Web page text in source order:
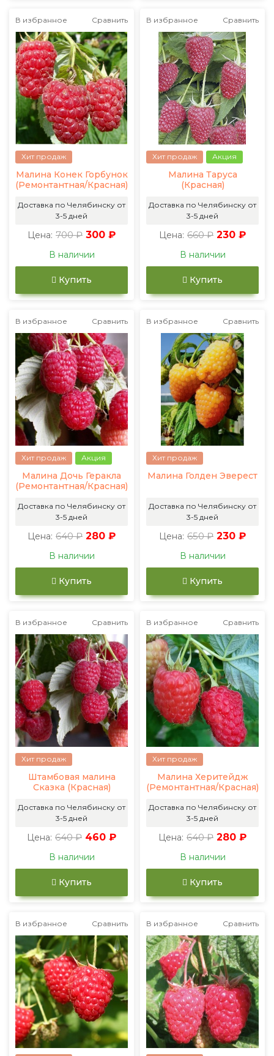
В избранное Сравнить
Хит продаж
Малина Конек Горбунок
(Ремонтантная/Красная)
Доставка по Челябинску от
3-5 дней
Цена: 700 ₽ 300 ₽
В наличии
Купить
В избранное Сравнить
Хит продаж Акция
Малина Таруса
(Красная)
Доставка по Челябинску от
3-5 дней
Цена: 660 ₽ 230 ₽
В наличии
Купить
В избранное Сравнить
Хит продаж Акция
Малина Дочь Геракла
(Ремонтантная/Красная)
Доставка по Челябинску от
3-5 дней
Цена: 640 ₽ 280 ₽
В наличии
Купить
В избранное Сравнить
Хит продаж
Малина Голден Эверест
Доставка по Челябинску от
3-5 дней
Цена: 650 ₽ 230 ₽
В наличии
Купить
В избранное Сравнить
Хит продаж
Штамбовая малина
Сказка (Красная)
Доставка по Челябинску от
3-5 дней
Цена: 640 ₽ 460 ₽
В наличии
Купить
В избранное Сравнить
Хит продаж
Малина Херитейдж
(Ремонтантная/Красная)
Доставка по Челябинску от
3-5 дней
Цена: 640 ₽ 280 ₽
В наличии
Купить
В избранное Сравнить В избранное Сравнить